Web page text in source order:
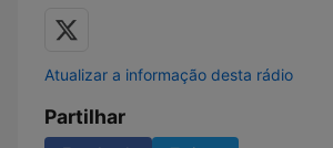
Atualizar a informação desta rádio
Partilhar